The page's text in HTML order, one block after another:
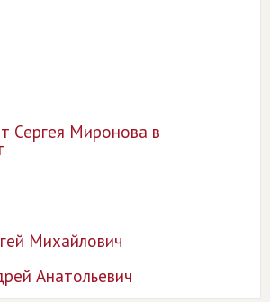
Сергея Миронова в
Михайлович
Анатольевич